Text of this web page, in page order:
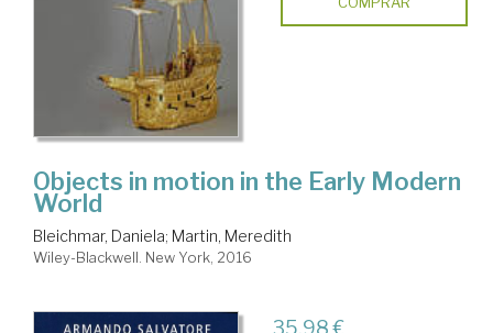
Objects in motion in the Early Modern
World
Bleichmar, Daniela; Martin, Meredith
Wiley-Blackwell. New York, 2016
35,98 €